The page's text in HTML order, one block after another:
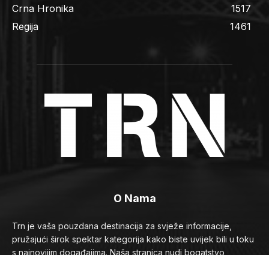
Crna Hronika
1517
Regija
1461
O Nama
Trn je vaša pouzdana destinacija za svježe informacije,
pružajući širok spektar kategorija kako biste uvijek bili u toku
s najnovijim događajima. Naša stranica nudi bogatstvo